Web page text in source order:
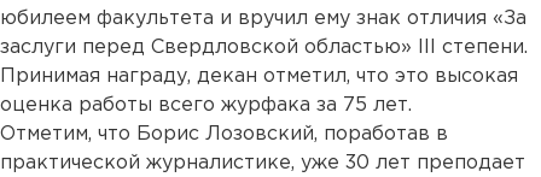
юбилеем факультета и вручил ему знак отличия «За
заслуги перед Свердловской областью» III степени.
Принимая награду, декан отметил, что это высокая
оценка работы всего журфака за 75 лет.
Отметим, что Борис Лозовский, поработав в
практической журналистике, уже 30 лет преподает